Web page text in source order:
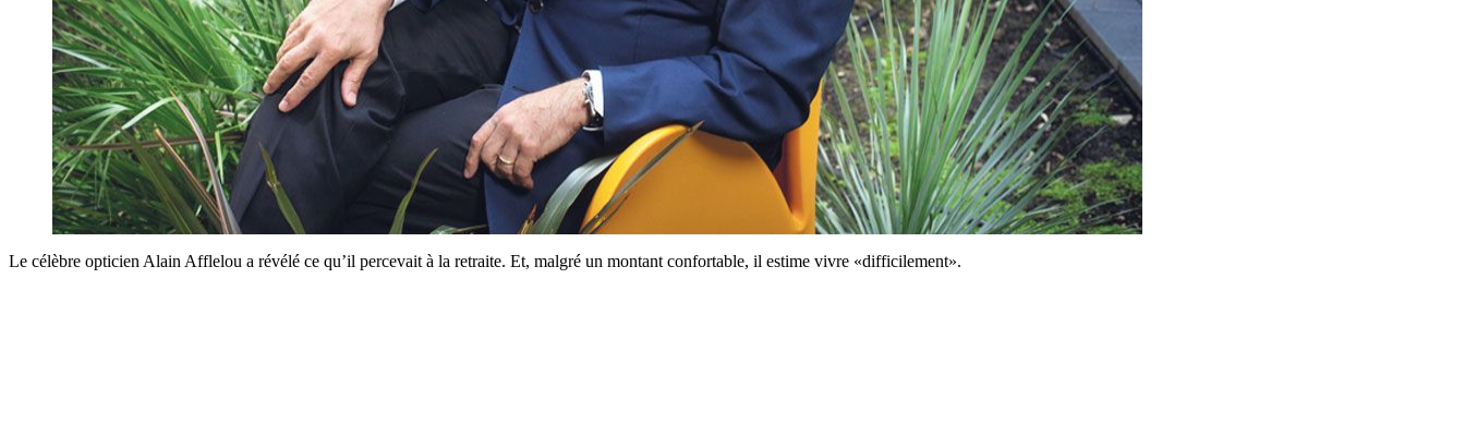
Le célèbre opticien Alain Afflelou a révélé ce qu’il percevait à la retraite. Et, malgré un montant confortable, il estime vivre «difficilement».